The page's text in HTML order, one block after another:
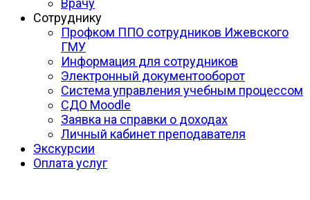
Врачу
Сотруднику
Профком ППО сотрудников Ижевского
ГМУ
Информация для сотрудников
Электронный документооборот
Система управления учебным процессом
СДО Moodle
Заявка на справки о доходах
Личный кабинет преподавателя
Экскурсии
Оплата услуг